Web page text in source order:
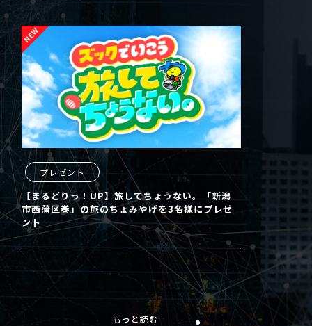
プレゼント
【まるどりっ！UP】旅してちょうない。「新潟
市西蒲区巻」の旅のちょみやげを3名様にプレゼ
ント
もっと読む